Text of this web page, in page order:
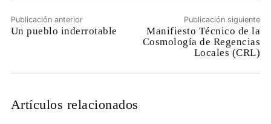
Publicación anterior
Un pueblo inderrotable
Publicación siguiente
Manifiesto Técnico de la
Cosmología de Regencias
Locales (CRL)
Artículos relacionados